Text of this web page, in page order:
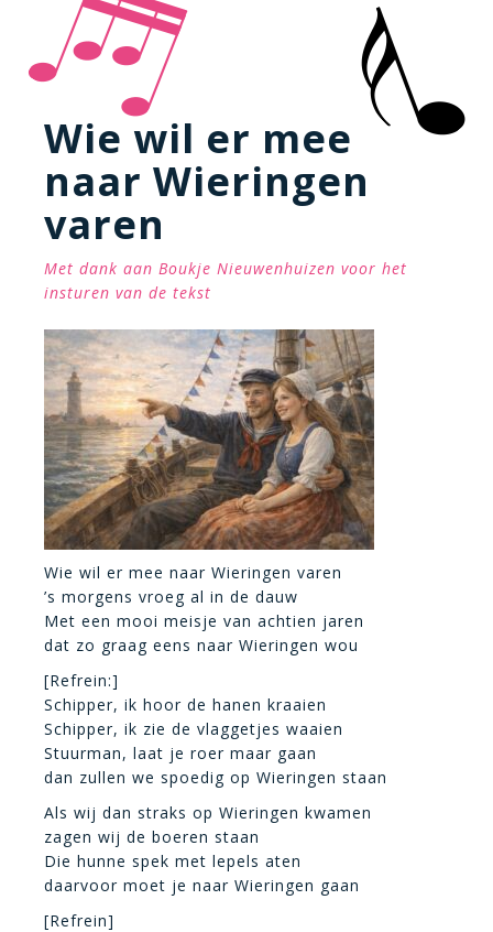
Wie wil er mee
naar Wieringen
varen
Met dank aan Boukje Nieuwenhuizen voor het
insturen van de tekst
Wie wil er mee naar Wieringen varen
’s morgens vroeg al in de dauw
Met een mooi meisje van achtien jaren
dat zo graag eens naar Wieringen wou
[Refrein:]
Schipper, ik hoor de hanen kraaien
Schipper, ik zie de vlaggetjes waaien
Stuurman, laat je roer maar gaan
dan zullen we spoedig op Wieringen staan
Als wij dan straks op Wieringen kwamen
zagen wij de boeren staan
Die hunne spek met lepels aten
daarvoor moet je naar Wieringen gaan
[Refrein]